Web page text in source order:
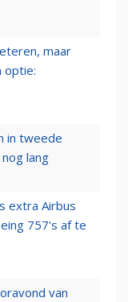
maar
optie:
in tweede
lang
extra Airbus
757's af te
van